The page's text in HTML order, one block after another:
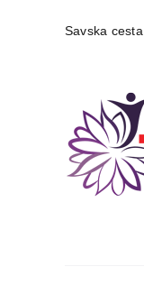
Savska